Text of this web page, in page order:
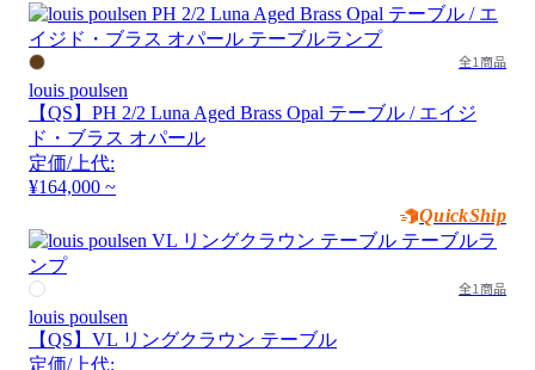
全1商品
louis poulsen
【QS】PH 2/2 Luna Aged Brass Opal テーブル / エイジ
ド・ブラス オパール
定価/上代:
¥164,000 ~
QuickShip
全1商品
louis poulsen
【QS】VL リングクラウン テーブル
定価/上代: